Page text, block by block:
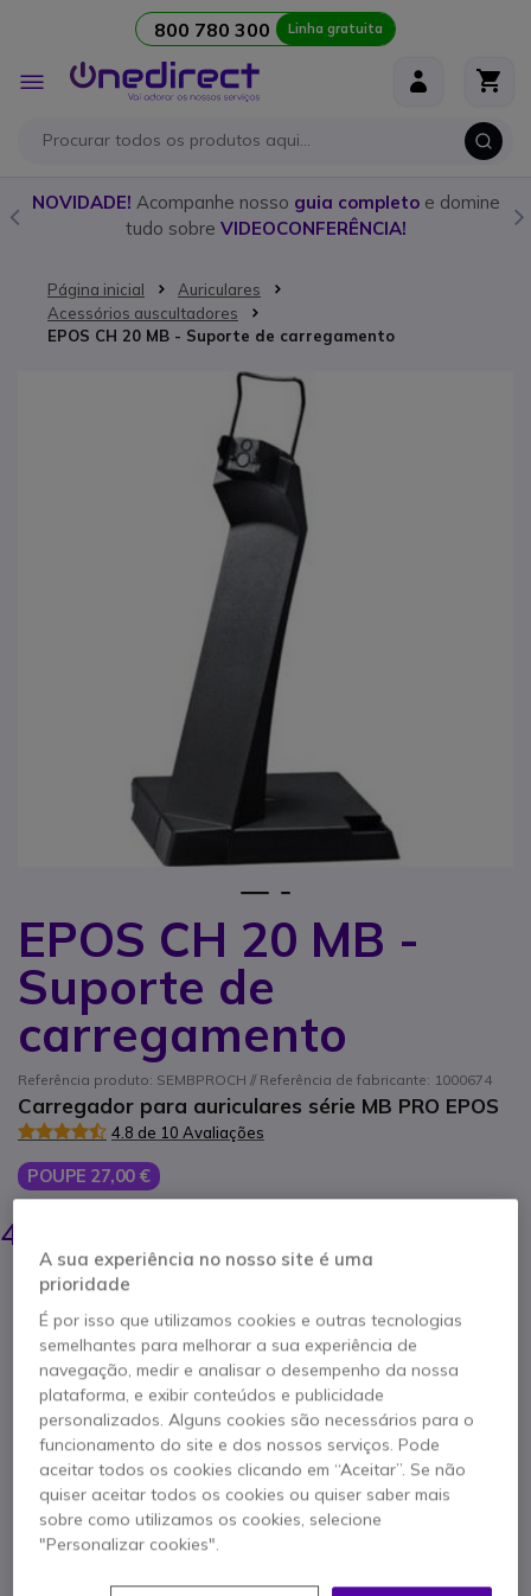
800 780 300 Linha gratuita
Alternar
Nav
NOVIDADE! Acompanhe nosso guia completoe domine
tudo sobre VIDEOCONFERÊNCIA!
Página inicial
Auriculares
Acessórios auscultadores
EPOS CH 20 MB - Suporte de carregamento
EPOS CH 20 MB -
Suporte de
carregamento
Referência produto: SEMBPROCH // Referência de fabricante: 1000674
Carregador para auriculares série MB PRO EPOS
4.8 de 10 Avaliações
POUPE 27,00 €
40,95 €
Qtd
ORÇAMENTO EM 4 HORAS
Esgotado
2 anos de garantia do fabricante
Saltar para o final da Galeria de imagens
Saltar para o início da Galeria de imagens
A sua experiência no nosso site é uma
prioridade
É por isso que utilizamos cookies e outras tecnologias
semelhantes para melhorar a sua experiência de
navegação, medir e analisar o desempenho da nossa
plataforma, e exibir conteúdos e publicidade
personalizados. Alguns cookies são necessários para o
funcionamento do site e dos nossos serviços. Pode
aceitar todos os cookies clicando em “Aceitar”. Se não
quiser aceitar todos os cookies ou quiser saber mais
sobre como utilizamos os cookies, selecione
"Personalizar cookies".